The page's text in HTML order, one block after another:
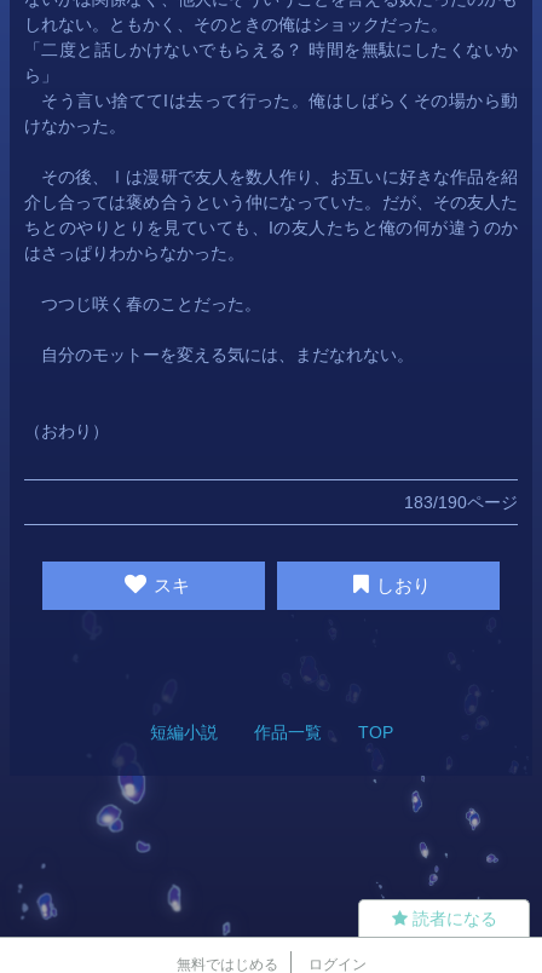
しれない。ともかく、そのときの俺はショックだった。
「二度と話しかけないでもらえる？ 時間を無駄にしたくないか
ら」
そう言い捨ててIは去って行った。俺はしばらくその場から動
けなかった。
その後、Ⅰは漫研で友人を数人作り、お互いに好きな作品を紹
介し合っては褒め合うという仲になっていた。だが、その友人た
ちとのやりとりを見ていても、Iの友人たちと俺の何が違うのか
はさっぱりわからなかった。
つつじ咲く春のことだった。
自分のモットーを変える気には、まだなれない。
（おわり）
183/190ページ
スキ しおり
短編小説 作品一覧 TOP
無料ではじめる ログイン
読者になる